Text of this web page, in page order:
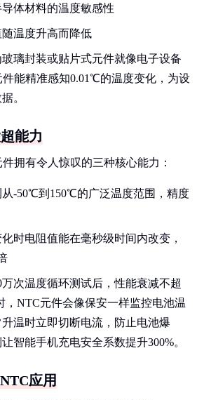
导体材料的温度敏感性
随温度升高而降低
玻璃封装或贴片式元件就像电子设备
能精准感知0.01℃的温度变化，为设
。
能力
拥有令人惊叹的三种核心能力：
从-50℃到150℃的广泛温度范围，精度
化时电阻值能在毫秒级时间内改变，
万次温度循环测试后，性能衰减不超
，NTC元件会像保安一样监控电池温
温时立即切断电流，防止电池爆
智能手机充电安全系数提升300%。
应用